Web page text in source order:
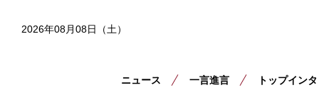
2026年08月08日（土）
ニュース 一言進言 トップイン